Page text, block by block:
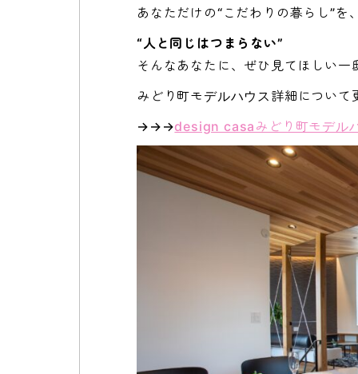
あなただけの“こだわりの暮らし”
“人と同じはつまらない”
そんなあなたに、ぜひ見てほしい一
みどり町モデルハウス詳細について
→→→design casaみどり町モデル